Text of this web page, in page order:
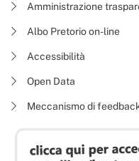
Amministrazione
Albo Pretorio on-line
Accessibilità
Open Data
Meccanismo di